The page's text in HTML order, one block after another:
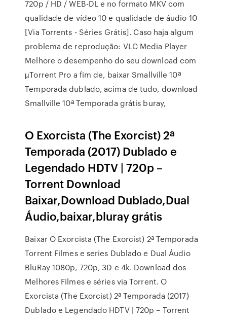
720p / HD / WEB-DL e no formato MKV com
qualidade de vídeo 10 e qualidade de áudio 10
[Via Torrents - Séries Grátis]. Caso haja algum
problema de reprodução: VLC Media Player
Melhore o desempenho do seu download com
µTorrent Pro a fim de, baixar Smallville 10ª
Temporada dublado, acima de tudo, download
Smallville 10ª Temporada grátis buray,
O Exorcista (The Exorcist) 2ª
Temporada (2017) Dublado e
Legendado HDTV | 720p –
Torrent Download
Baixar,Download Dublado,Dual
Áudio,baixar,bluray grátis
Baixar O Exorcista (The Exorcist) 2ª Temporada
Torrent Filmes e series Dublado e Dual Áudio
BluRay 1080p, 720p, 3D e 4k. Download dos
Melhores Filmes e séries via Torrent. O
Exorcista (The Exorcist) 2ª Temporada (2017)
Dublado e Legendado HDTV | 720p – Torrent